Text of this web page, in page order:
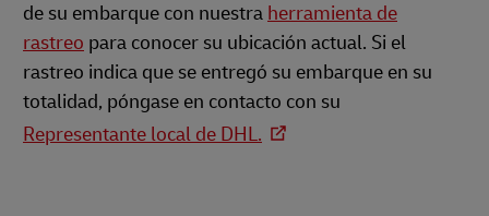
de su embarque con nuestra herramienta de
rastreo para conocer su ubicación actual. Si el
rastreo indica que se entregó su embarque en su
totalidad, póngase en contacto con su
Representante local de DHL.